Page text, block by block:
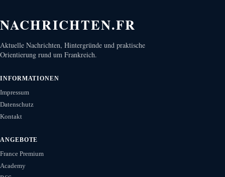
NACHRICHTEN.FR
Aktuelle Nachrichten, Hintergründe und praktische
Orientierung rund um Frankreich.
INFORMATIONEN
Impressum
Datenschutz
Kontakt
ANGEBOTE
France Premium
Academy